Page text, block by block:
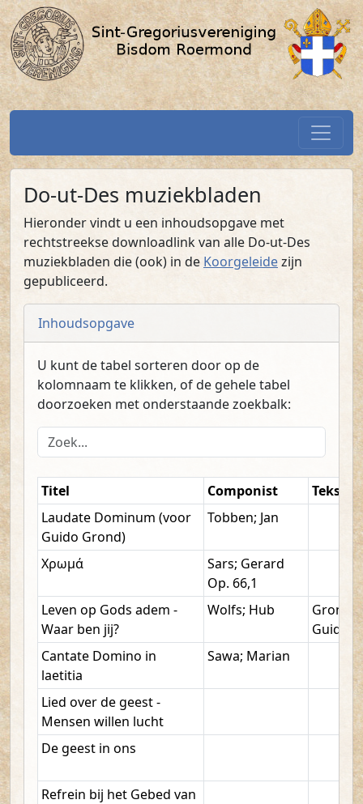
Spring naar hoofdtekst
Do-ut-Des muziekbladen / SGV-
Do-ut-Des muziekbladen
Hieronder vindt u een inhoudsopgave met
rechtstreekse downloadlink van alle Do-ut-Des
muziekbladen die (ook) in de Koorgeleidezijn
gepubliceerd.
Inhoudsopgave
U kunt de tabel sorteren door op de
kolomnaam te klikken, of de gehele tabel
doorzoeken met onderstaande zoekbalk:
Doorzoek de inhoudsopgave
Titel Componist
Tekst
Laudate Dominum (voor
Guido Grond)
Tobben; Jan
Χρωμά
Sars; Gerard
Op. 66,1
Leven op Gods adem -
Waar ben jij?
Wolfs; Hub
Grond;
Guido
Cantate Domino in
laetitia
Sawa; Marian
Lied over de geest -
Mensen willen lucht
De geest in ons
Refrein bij het Gebed van